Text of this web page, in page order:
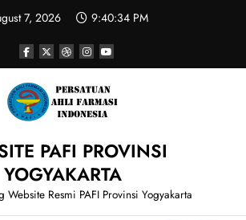
7, 2026 9:40:35 PM
PAFI PROVINSI
YOGYAKARTA
Website Resmi PAFI Provinsi Yogyakarta